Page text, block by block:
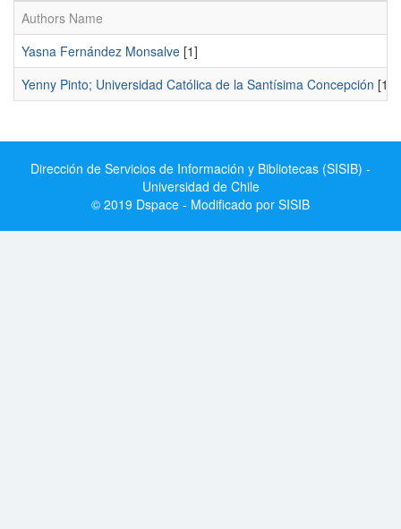
Authors Name
Yasna Fernández Monsalve [1]
Yenny Pinto; Universidad Católica de la Santísima Concepción [1]
Dirección de Servicios de Información y Bibliotecas (SISIB) -
Universidad de Chile
© 2019 Dspace - Modificado por SISIB